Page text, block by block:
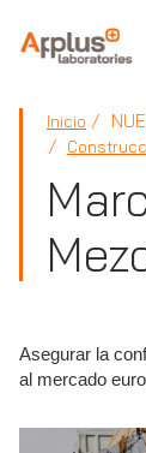
APPLUS+
Inicio
Asegurar la
al mercado